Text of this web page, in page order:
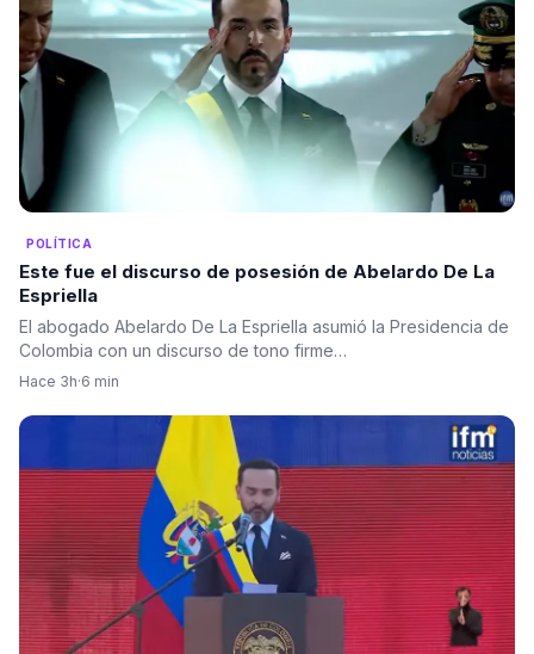
POLÍTICA
Este fue el discurso de posesión de Abelardo De La
Espriella
El abogado Abelardo De La Espriella asumió la Presidencia de
Colombia con un discurso de tono firme…
Hace 3h·6 min